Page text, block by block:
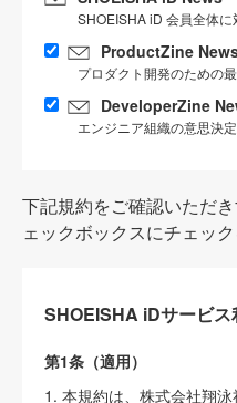
SHOEISHA iD 会員全体
ProductZine
プロダクト開発のための
DeveloperZine
エンジニア組織の意思決
下記規約をご確認いただ
ェックボックスにチェッ
SHOEISHA iDサービス
第1条（適用）
1. 本規約は、株式会社翔泳